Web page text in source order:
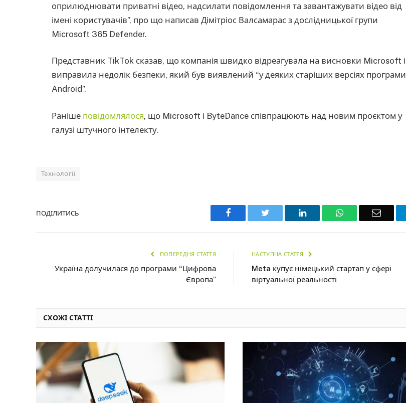
оприлюднювати приватні відео, надсилати повідомлення та завантажувати відео від
імені користувачів”, про що написав Дімітріос Валсамарас з дослідницької групи
Microsoft 365 Defender.
Представник TikTok сказав, що компанія швидко відреагувала на висновки Microsoft і
виправила недолік безпеки, який був виявлений “у деяких старіших версіях програми
Android”.
Раніше повідомлялося, що Microsoft і ByteDance співпрацюють над новим проєктом у
галузі штучного інтелекту.
Технології
ПОДІЛИТИСЬ Facebook Twitter LinkedIn WhatsAppEmail
ПОПЕРЕДНЯ СТАТТЯ
Україна долучилася до програми “Цифрова
Європа”
НАСТУПНА СТАТТЯ
Meta купує німецький стартап у сфері
віртуальної реальності
СХОЖІ СТАТТІ